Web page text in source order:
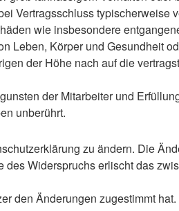
Vertragsschluss
wie insbesondere
Leben, Körper und Gesundheit
der Höhe nach auf die
der Mitarbeiter und
unberührt.
zu ändern. Die
Widerspruchs erlischt das
den Änderungen zugestimmt hat.